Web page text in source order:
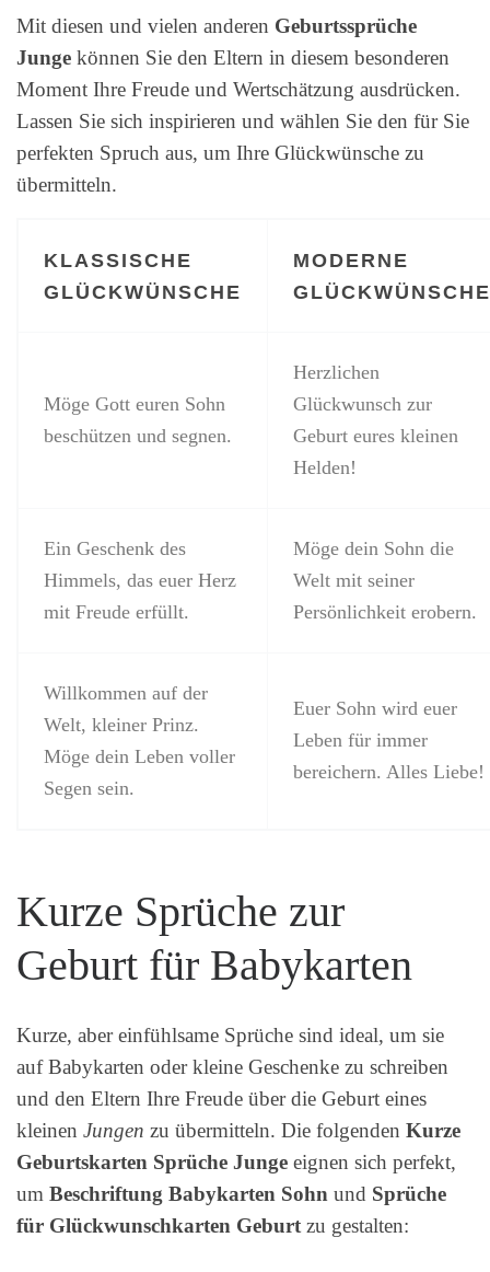
Mit diesen und vielen anderen Geburtssprüche
Junge können Sie den Eltern in diesem besonderen
Moment Ihre Freude und Wertschätzung ausdrücken.
Lassen Sie sich inspirieren und wählen Sie den für Sie
perfekten Spruch aus, um Ihre Glückwünsche zu
übermitteln.
KLASSISCHE
GLÜCKWÜNSCHE
MODERNE
GLÜCKWÜNSCHE
Möge Gott euren Sohn
beschützen und segnen.
Herzlichen
Glückwunsch zur
Geburt eures kleinen
Helden!
Ein Geschenk des
Himmels, das euer Herz
mit Freude erfüllt.
Möge dein Sohn die
Welt mit seiner
Persönlichkeit erobern.
Willkommen auf der
Welt, kleiner Prinz.
Möge dein Leben voller
Segen sein.
Euer Sohn wird euer
Leben für immer
bereichern. Alles Liebe!
Kurze Sprüche zur
Geburt für Babykarten
Kurze, aber einfühlsame Sprüche sind ideal, um sie
auf Babykarten oder kleine Geschenke zu schreiben
und den Eltern Ihre Freude über die Geburt eines
kleinen Jungen zu übermitteln. Die folgenden Kurze
Geburtskarten Sprüche Junge eignen sich perfekt,
um Beschriftung Babykarten Sohn und Sprüche
für Glückwunschkarten Geburt zu gestalten: